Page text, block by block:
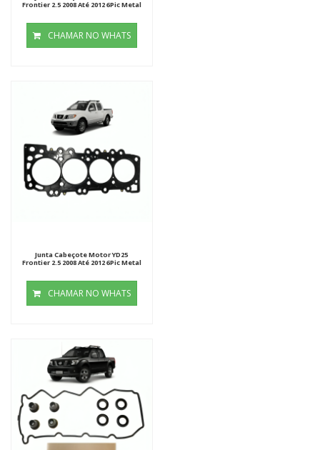
Frontier 2.5 2008 Até 2012 6Pic Metal
CHAMAR NO WHATS
Junta Cabeçote Motor YD25
Frontier 2.5 2008 Até 2012 6Pic Metal
CHAMAR NO WHATS